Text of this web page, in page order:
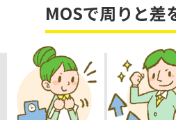
MOSで周りと差